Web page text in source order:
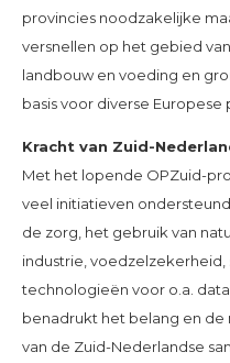
provincies noodzakelijke
versnellen op het gebied
landbouw en voeding en
basis voor diverse Europese
Kracht van Zuid-
Met het lopende OPZuid-
veel initiatieven
de zorg, het gebruik van
industrie,
technologieën voor o.a.
benadrukt het belang en
van de Zuid-Nederlandse